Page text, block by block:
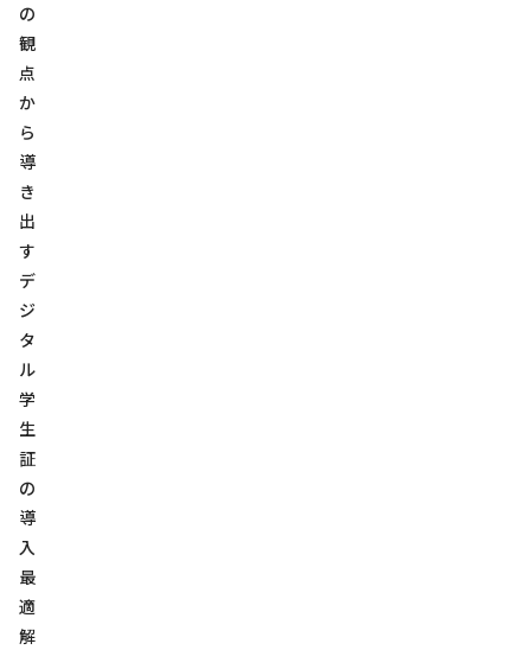
の
観
点
か
ら
導
き
出
す
デ
ジ
タ
ル
学
生
証
の
導
入
最
適
解